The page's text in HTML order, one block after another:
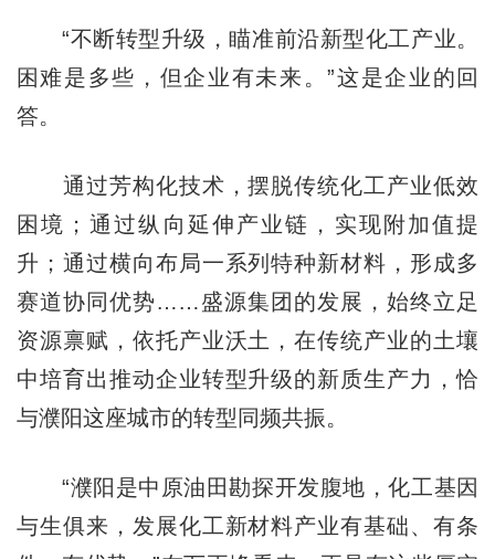
“不断转型升级，瞄准前沿新型化工产业。
困难是多些，但企业有未来。”这是企业的回
答。
通过芳构化技术，摆脱传统化工产业低效
困境；通过纵向延伸产业链，实现附加值提
升；通过横向布局一系列特种新材料，形成多
赛道协同优势……盛源集团的发展，始终立足
资源禀赋，依托产业沃土，在传统产业的土壤
中培育出推动企业转型升级的新质生产力，恰
与濮阳这座城市的转型同频共振。
“濮阳是中原油田勘探开发腹地，化工基因
与生俱来，发展化工新材料产业有基础、有条